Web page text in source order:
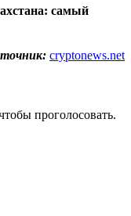
самый
cryptonews.net
проголосовать.